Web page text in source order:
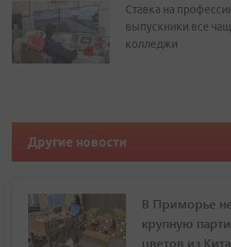
Ставка на
выпускники все
колледжи
Другие новости
В Приморье
крупную
цветов из